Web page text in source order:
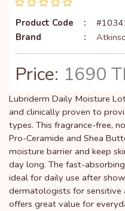
Product Code :
Brand
:
Price: 1690
Lubriderm Daily Moisture
and clinically proven to
types. This fragrance-free,
Pro-Ceramide and Shea
moisture barrier and keep
day long. The fast-
ideal for daily use after
dermatologists for
offers great value for